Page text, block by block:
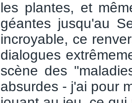
les plantes, et
géantes jusqu'au
incroyable, ce
dialogues
scène des
absurdes - j'ai pour